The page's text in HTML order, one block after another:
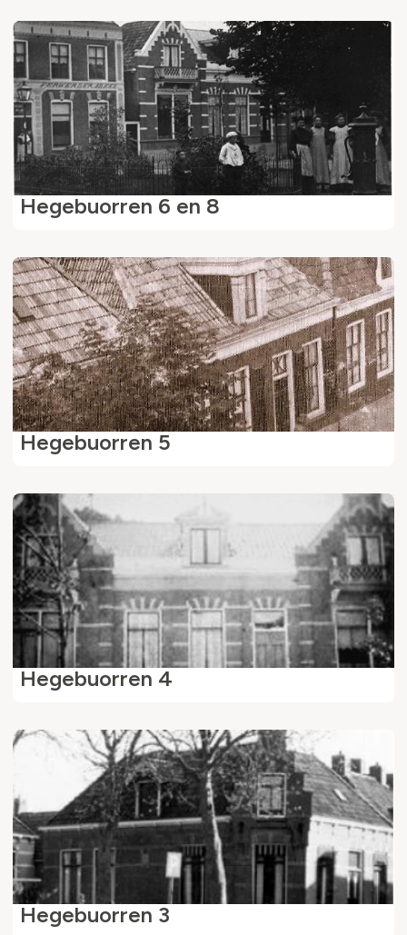
Hegebuorren 6 en 8
Hegebuorren 5
Hegebuorren 4
Hegebuorren 3